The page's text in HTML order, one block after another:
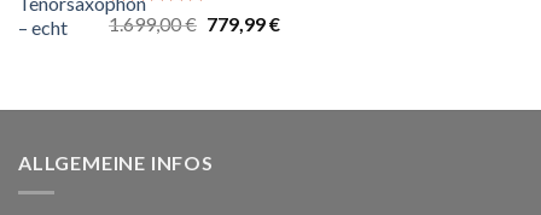
Bewertet
5.00
1.699,00€ Ursprünglicher
779,99€Aktueller
ALLGEMEINE INFOS